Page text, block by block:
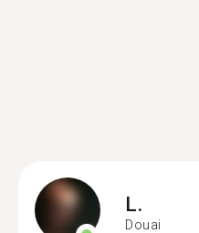
L.
Douai